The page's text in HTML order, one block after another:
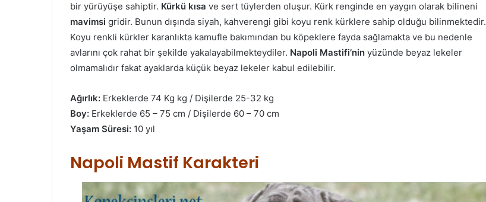
bir yürüyüşe sahiptir. Kürkü kısa ve sert tüylerden oluşur. Kürk renginde en yaygın olarak bilineni
mavimsi gridir. Bunun dışında siyah, kahverengi gibi koyu renk kürklere sahip olduğu bilinmektedir.
Koyu renkli kürkler karanlıkta kamufle bakımından bu köpeklere fayda sağlamakta ve bu nedenle
avlarını çok rahat bir şekilde yakalayabilmekteydiler. Napoli Mastifi’nin yüzünde beyaz lekeler
olmamalıdır fakat ayaklarda küçük beyaz lekeler kabul edilebilir.
Ağırlık: Erkeklerde 74 Kg kg / Dişilerde 25-32 kg
Boy: Erkeklerde 65 – 75 cm / Dişilerde 60 – 70 cm
Yaşam Süresi: 10 yıl
Napoli Mastif Karakteri